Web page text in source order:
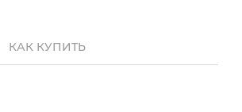
КАК КУПИТЬ